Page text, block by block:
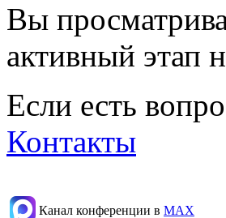
Вы
активный этап
Если есть
Контакты
Канал конференции в МАХ